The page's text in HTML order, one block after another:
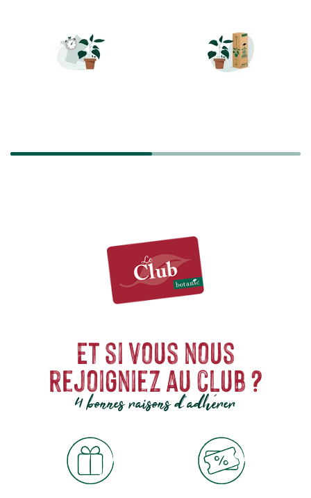
Et si vous nous
rejoigniez au club ?
4 bonnes raisons d'adhérer